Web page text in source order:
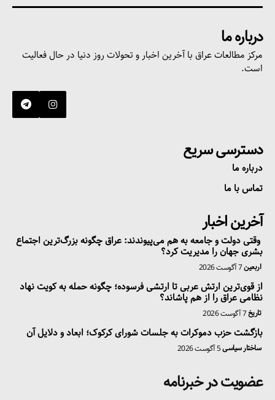
درباره ما
مرکز مطالعات عراق با آخرین اخبار و تحولات روز دنیا در حال فعالیت
است.
دسترسی سریع
درباره ما
تماس با ما
آخرین اخبار
وقتی دولت و جامعه به هم می‌پیوندند: عراق چگونه بزرگ‌ترین اجتماع
بشری جهان را مدیریت کرد؟
اربعین7 آگوست 2026
از قوی‌ترین ارتش عربی تا ارتشی فرسوده؛ چگونه حمله به کویت نهاد
نظامی عراق را از هم پاشاند؟
تاریخ7 آگوست 2026
بازگشت حزب دموکرات به جلسات شورای کرکوک؛ ابعاد و دلایل آن
ساختار سیاسی5 آگوست 2026
عضویت در خبرنامه